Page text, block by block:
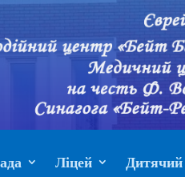
Ліцей Дитячий